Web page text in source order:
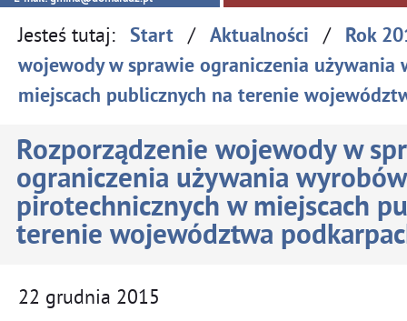
Jesteś tutaj: Start / Aktualności / Rok
wojewody w sprawie ograniczenia używania
miejscach publicznych na terenie
Rozporządzenie wojewody w
ograniczenia używania wyrobów
pirotechnicznych w miejscach
terenie województwa
22 grudnia 2015